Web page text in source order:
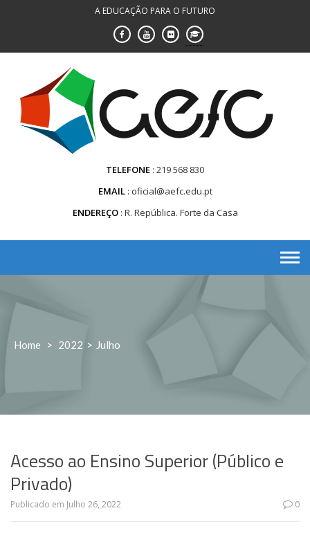
A EDUCAÇÃO PARA O FUTURO
TELEFONE 219 568 830
EMAIL oficial@aefc.edu.pt
ENDEREÇO R. República. Forte da Casa
Home > 2022 > Julho
Acesso ao Ensino Superior (Público e
Privado)
Publicado em Julho 26, 2022 0